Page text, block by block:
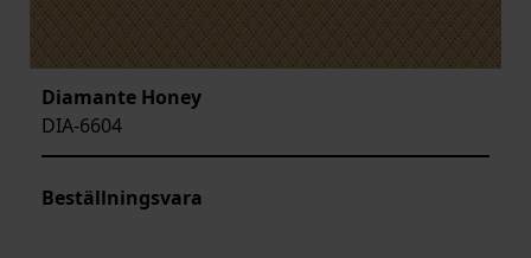
Diamante Honey
DIA-6604
Beställningsvara